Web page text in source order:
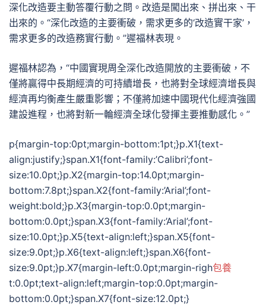
深化改造要主動答覆行動之問。改造是闖出來、拼出來、干
出來的。“深化改造的主要衝破，需求更多的‘改造實干家’，
需求更多的改造務實行動。”遲福林表現。
遲福林認為，“中國實現周全深化改造開放的主要衝破，不
僅將贏得中長期經濟的可持續增長，也將對全球經濟增長與
經濟再均衡產生嚴重影響；不僅將加速中國現代化經濟強國
建設進程，也將對新一輪經濟全球化發揮主要推動感化。”
p{margin-top:0pt;margin-bottom:1pt;}p.X1{text-
align:justify;}span.X1{font-family:’Calibri’;font-
size:10.0pt;}p.X2{margin-top:14.0pt;margin-
bottom:7.8pt;}span.X2{font-family:’Arial’;font-
weight:bold;}p.X3{margin-top:0.0pt;margin-
bottom:0.0pt;}span.X3{font-family:’Arial’;font-
size:10.0pt;}p.X5{text-align:left;}span.X5{font-
size:9.0pt;}p.X6{text-align:left;}span.X6{font-
size:9.0pt;}p.X7{margin-left:0.0pt;margin-righ包養
t:0.0pt;text-align:left;margin-top:0.0pt;margin-
bottom:0.0pt;}span.X7{font-size:12.0pt;}